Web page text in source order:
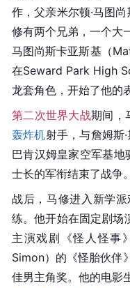
作，父亲米尔顿·马图
修有两个兄弟，一个大
马图尚斯卡亚斯基（
在Seward Park High
龙套角色，开始了他的
第二次世界大战期间，
轰炸机射手，与詹姆斯
巴肯汉姆皇家空军基
士长的军衔结束了战争
战后， 马修进入新学
练。他开始在固定剧场
主演戏剧《怪人怪事
Simon）的《怪胎伙伴
佳男主角奖。他的电影